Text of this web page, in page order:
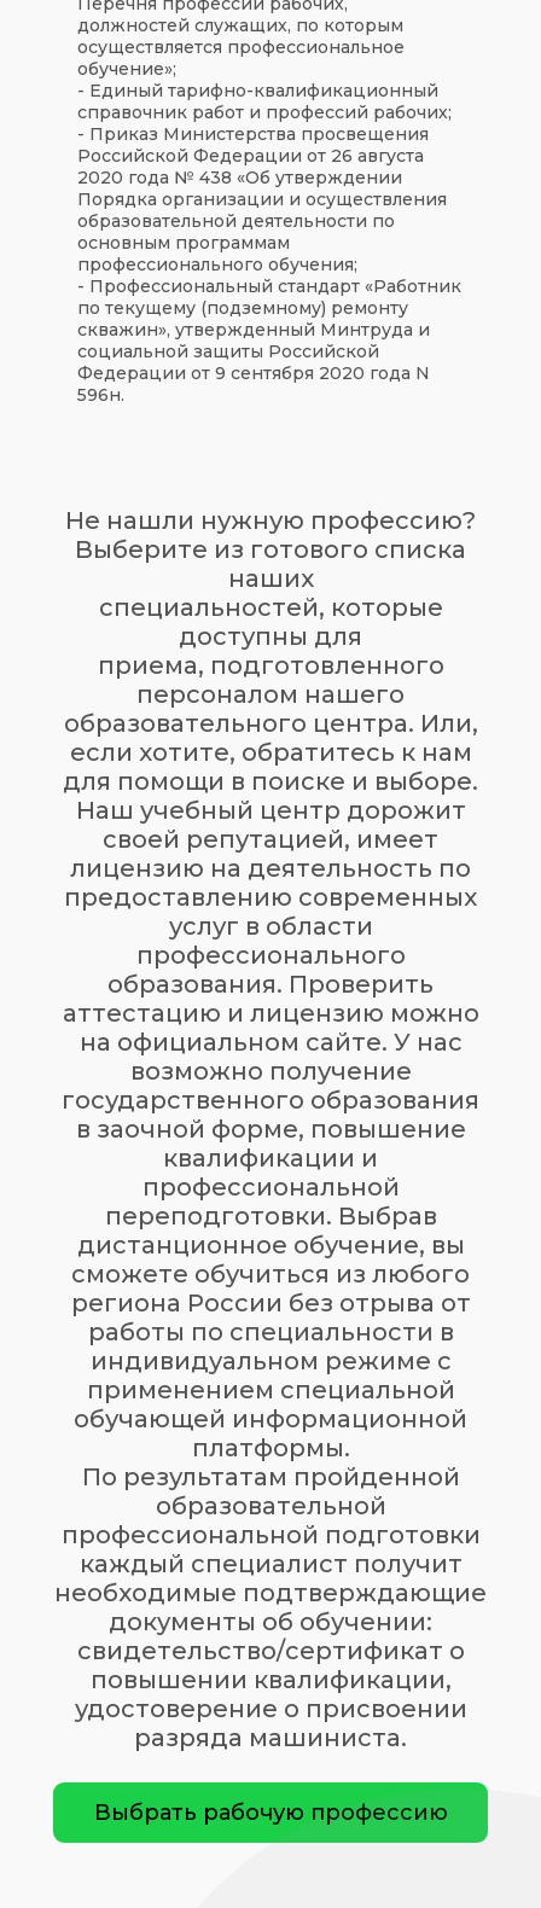
должностей служащих, по которым
осуществляется профессиональное
обучение»;
- Единый тарифно-квалификационный
справочник работ и профессий рабочих;
- Приказ Министерства просвещения
Российской Федерации от 26 августа
2020 года № 438 «Об утверждении
Порядка организации и осуществления
образовательной деятельности по
основным программам
профессионального обучения;
- Профессиональный стандарт «Работник
по текущему (подземному) ремонту
скважин», утвержденный Минтруда и
социальной защиты Российской
Федерации от 9 сентября 2020 года N
596н.
Не нашли нужную профессию?
Выберите из готового списка
наших
специальностей, которые
доступны для
приема, подготовленного
персоналом нашего
образовательного центра. Или,
если хотите, обратитесь к нам
для помощи в поиске и выборе.
Наш учебный центр дорожит
своей репутацией, имеет
лицензию на деятельность по
предоставлению современных
услуг в области
профессионального
образования. Проверить
аттестацию и лицензию можно
на официальном сайте. У нас
возможно получение
государственного образования
в заочной форме, повышение
квалификации и
профессиональной
переподготовки. Выбрав
дистанционное обучение, вы
сможете обучиться из любого
региона России без отрыва от
работы по специальности в
индивидуальном режиме с
применением специальной
обучающей информационной
платформы.
По результатам пройденной
образовательной
профессиональной подготовки
каждый специалист получит
необходимые подтверждающие
документы об обучении:
свидетельство/сертификат о
повышении квалификации,
удостоверение о присвоении
разряда машиниста.
Выбрать рабочую профессию